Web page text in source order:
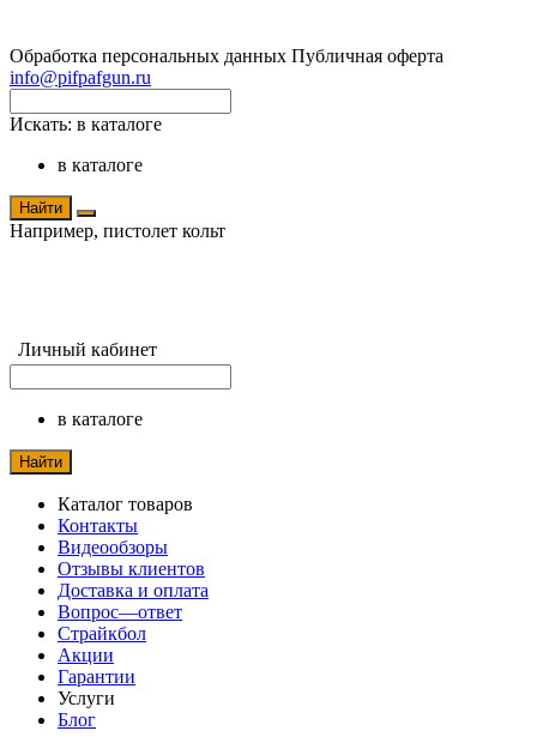
Обработка персональных данных Публичная оферта
info@pifpafgun.ru
Искать: в каталоге
в каталоге
Найти
Например, пистолет кольт
Личный кабинет
в каталоге
Найти
Каталог товаров
Контакты
Видеообзоры
Отзывы клиентов
Доставка и оплата
Вопрос—ответ
Страйкбол
Акции
Гарантии
Услуги
Блог